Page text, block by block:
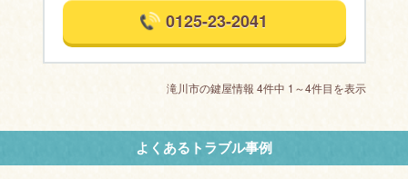
0125-23-2041
滝川市の鍵屋情報 4件中 1～4件目を表示
よくあるトラブル事例